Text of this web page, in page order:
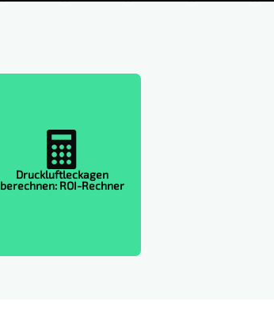

Druckluftleckagen
berechnen: ROI-Rechner